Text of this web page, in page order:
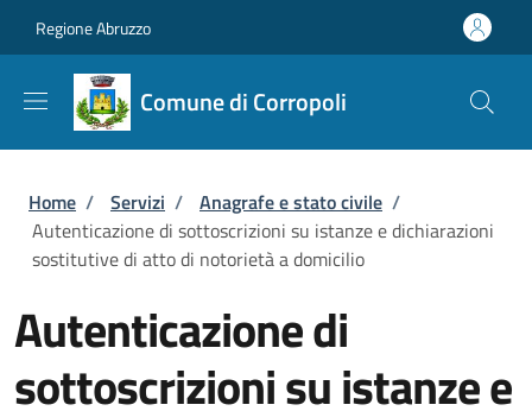
Regione Abruzzo
Comune di Corropoli
Briciole di pane
Home / Servizi / Anagrafe e stato civile /
Autenticazione di sottoscrizioni su istanze e dichiarazioni
sostitutive di atto di notorietà a domicilio
Autenticazione di
sottoscrizioni su istanze e